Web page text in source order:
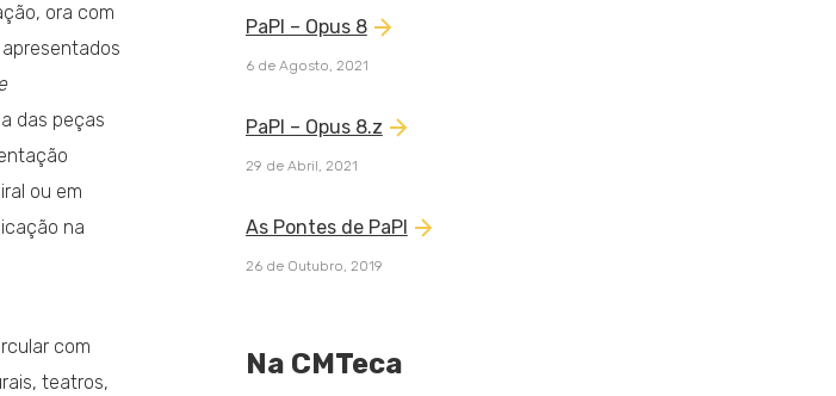
ora com
das peças
ou em
na
com
teatros,
PaPI – Opus 8
6 de Agosto, 2021
PaPI – Opus 8.z
29 de Abril, 2021
As Pontes de PaPI
26 de Outubro, 2019
Na CMTeca